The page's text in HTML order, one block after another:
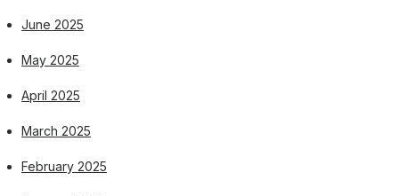
June 2025
May 2025
April 2025
March 2025
February 2025